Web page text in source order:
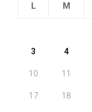
L M
3 4
10 11
17 18